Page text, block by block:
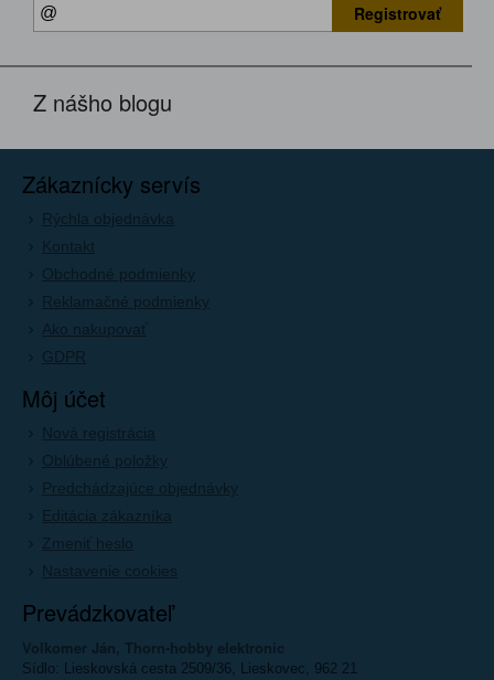
Registrovať
Z nášho blogu
Zákaznícky servís
Rýchla objednávka
Kontakt
Obchodné podmienky
Reklamačné podmienky
Ako nakupovať
GDPR
Môj účet
Nová registrácia
Oblúbené položky
Predchádzajúce objednávky
Editácia zákazníka
Zmeniť heslo
Nastavenie cookies
Prevádzkovateľ
Volkomer Ján, Thorn-hobby elektronic
Sídlo: Lieskovská cesta 2509/36, Lieskovec, 962 21